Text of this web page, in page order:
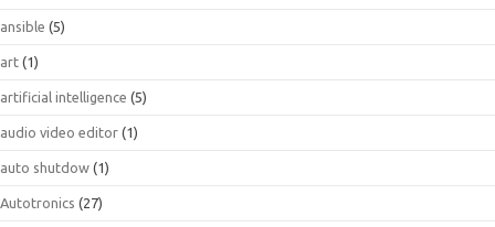
ansible (5)
art (1)
artificial intelligence (5)
audio video editor (1)
auto shutdow (1)
Autotronics (27)